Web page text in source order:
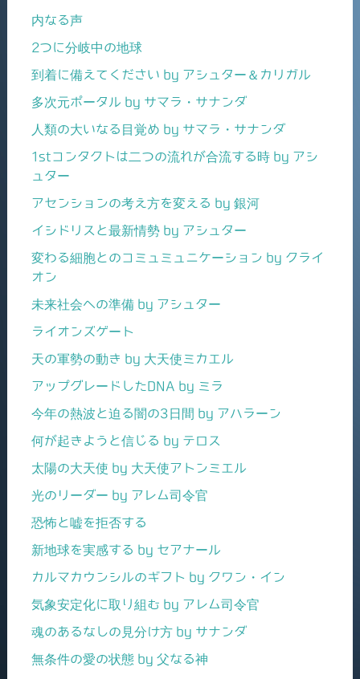
内なる声
2つに分岐中の地球
到着に備えてください by アシュター＆カリガル
多次元ポータル by サマラ・サナンダ
人類の大いなる目覚め by サマラ・サナンダ
1stコンタクトは二つの流れが合流する時 by アシ
ュター
アセンションの考え方を変える by 銀河
イシドリスと最新情勢 by アシュター
変わる細胞とのコミュミュニケーション by クライ
オン
未来社会への準備 by アシュター
ライオンズゲート
天の軍勢の動き by 大天使ミカエル
アップグレードしたDNA by ミラ
今年の熱波と迫る闇の3日間 by アハラーン
何が起きようと信じる by テロス
太陽の大天使 by 大天使アトンミエル
光のリーダー by アレム司令官
恐怖と嘘を拒否する
新地球を実感する by セアナール
カルマカウンシルのギフト by クワン・イン
気象安定化に取り組む by アレム司令官
魂のあるなしの見分け方 by サナンダ
無条件の愛の状態 by 父なる神